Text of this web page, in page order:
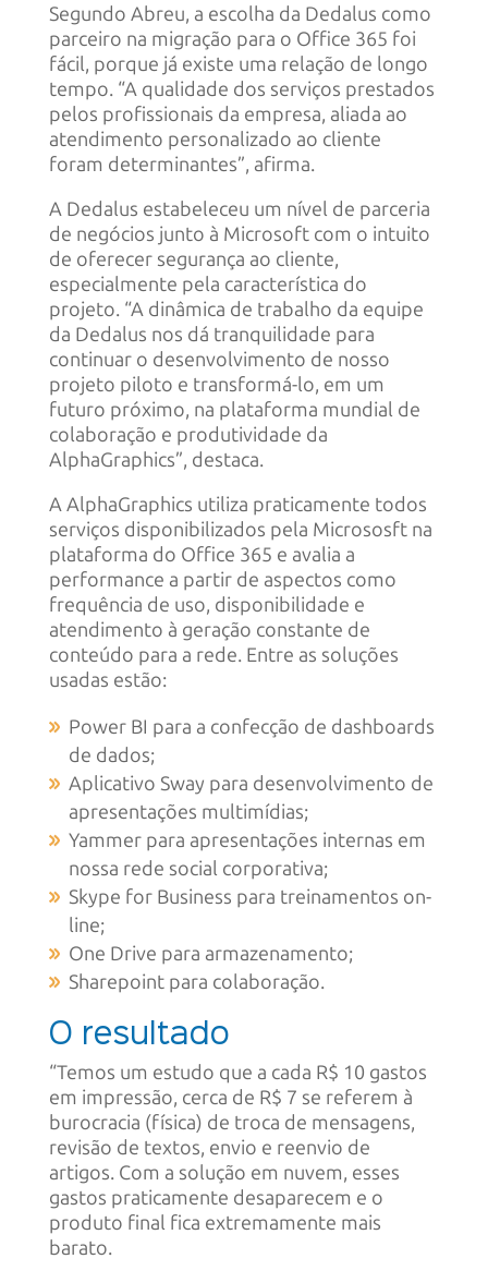
Segundo Abreu, a escolha da Dedalus como
parceiro na migração para o Office 365 foi
fácil, porque já existe uma relação de longo
tempo. “A qualidade dos serviços prestados
pelos profissionais da empresa, aliada ao
atendimento personalizado ao cliente
foram determinantes”, afirma.
A Dedalus estabeleceu um nível de parceria
de negócios junto à Microsoft com o intuito
de oferecer segurança ao cliente,
especialmente pela característica do
projeto. “A dinâmica de trabalho da equipe
da Dedalus nos dá tranquilidade para
continuar o desenvolvimento de nosso
projeto piloto e transformá-lo, em um
futuro próximo, na plataforma mundial de
colaboração e produtividade da
AlphaGraphics”, destaca.
A AlphaGraphics utiliza praticamente todos
serviços disponibilizados pela Micrososft na
plataforma do Office 365 e avalia a
performance a partir de aspectos como
frequência de uso, disponibilidade e
atendimento à geração constante de
conteúdo para a rede. Entre as soluções
usadas estão:
Power BI para a confecção de dashboards
de dados;
Aplicativo Sway para desenvolvimento de
apresentações multimídias;
Yammer para apresentações internas em
nossa rede social corporativa;
Skype for Business para treinamentos on-
line;
One Drive para armazenamento;
Sharepoint para colaboração.
O resultado
“Temos um estudo que a cada R$ 10 gastos
em impressão, cerca de R$ 7 se referem à
burocracia (física) de troca de mensagens,
revisão de textos, envio e reenvio de
artigos. Com a solução em nuvem, esses
gastos praticamente desaparecem e o
produto final fica extremamente mais
barato.